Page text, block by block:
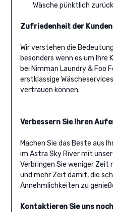
Wäsche pünktlich
Zufriedenheit der
Wir verstehen die
besonders wenn es um Ihre
bei Nimman Laundry & Foo
erstklassige
vertrauen können.
Verbessern Sie Ihren
Machen Sie das Beste aus
im Astra Sky River mit
Verbringen Sie weniger Zeit
und mehr Zeit damit, die
Annehmlichkeiten zu
Kontaktieren Sie uns